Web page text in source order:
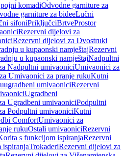
komadiOdvodne garniture za
garniture za bideeLučni
sifoniPriključciBrtveProstor
Rezervni dijelovi za
Rezervni dijelovi za Dvostruki
u kupaonski namještajRezervni
u kupaonski namještajNadpultni
Nadpultni umivaoniciUmivaonici za
Umivaonici za pranje rukuKutni
umivaoniciRezervni
Ugradbeni
Ugradbeni umivaoniciPodpultni
Podpultni umivaoniciKutni
ComfortUmivaonici za
rukuOstali umivaoniciRezervni
s funkcijom ispiranjaRezervni
TrokaderiRezervni dijelovi za